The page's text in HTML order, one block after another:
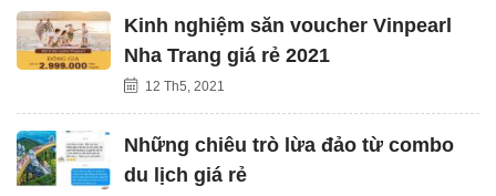
Kinh nghiệm săn voucher Vinpearl
Nha Trang giá rẻ 2021
12 Th5, 2021
Những chiêu trò lừa đảo từ combo
du lịch giá rẻ